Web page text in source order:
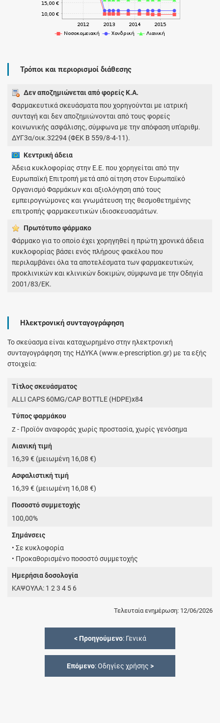
Τρόποι και περιορισμοί διάθεσης
Δεν αποζημιώνεται από φορείς Κ.Α.
Φαρμακευτικά σκευάσματα που χορηγούνται με ιατρική
συνταγή και δεν αποζημιώνονται από τους φορείς
κοινωνικής ασφάλισης, σύμφωνα με την απόφαση υπ'αριθμ.
ΔΥΓ3α/οικ.32294 (ΦΕΚ Β 559/8-4-11).
Κεντρική άδεια
Άδεια κυκλοφορίας στην Ε.Ε. που χορηγείται από την
Ευρωπαϊκή Επιτροπή μετά από αίτηση στον Ευρωπαϊκό
Οργανισμό Φαρμάκων και αξιολόγηση από τους
εμπειρογνώμονες και γνωμάτευση της θεσμοθετημένης
επιτροπής φαρμακευτικών ιδιοσκευασμάτων.
Πρωτότυπο φάρμακo
Φάρμακο για το οποίο έχει χορηγηθεί η πρώτη χρονικά άδεια
κυκλοφορίας βάσει ενός πλήρους φακέλου που
περιλαμβάνει όλα τα αποτελέσματα των φαρμακευτικών,
προκλινικών και κλινικών δοκιμών, σύμφωνα με την Οδηγία
2001/83/ΕΚ.
Ηλεκτρονική συνταγογράφηση
Το σκεύασμα είναι καταχωρημένο στην ηλεκτρονική
συνταγογράφηση της ΗΔΥΚΑ (www.e-prescription.gr) με τα εξής
στοιχεία:
Τίτλος σκευάσματος
ALLI CAPS 60MG/CAP BOTTLE (HDPE)x84
Τύπος φαρμάκου
Z - Προϊόν αναφοράς χωρίς προστασία, χωρίς γενόσημα
Λιανική τιμή
16,39 € (μειωμένη 16,08 €)
Ασφαλιστική τιμή
16,39 € (μειωμένη 16,08 €)
Ποσοστό συμμετοχής
100,00%
Σημάνσεις
• Σε κυκλοφορία
• Προκαθορισμένο ποσοστό συμμετοχής
Ημερήσια δοσολογία
ΚΑΨΟΥΛΑ: 1 2 3 4 5 6
Τελευταία ενημέρωση: 12/06/2026
< Προηγούμενο: Γενικά
Επόμενο: Οδηγίες χρήσης >